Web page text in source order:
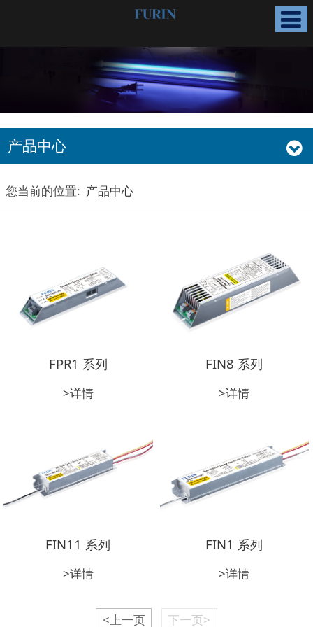
产品中心
您当前的位置: 产品中心
FPR1 系列
>详情
FIN8 系列
>详情
FIN11 系列
>详情
FIN1 系列
>详情
<上一页 下一页>